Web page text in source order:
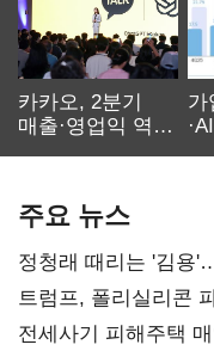
카카오, 2분기
매출·영업익 역대
가
주요 뉴스
정청래 때리는 '김용
트럼프, 폴리실리콘
재건"
전세사기 피해주택